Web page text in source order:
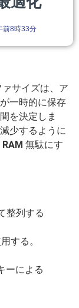
前8時33分
サイズは、ア
一時的に保存
を決定しま
少するように
RAM 無駄にす
整列する
する。
ーによる